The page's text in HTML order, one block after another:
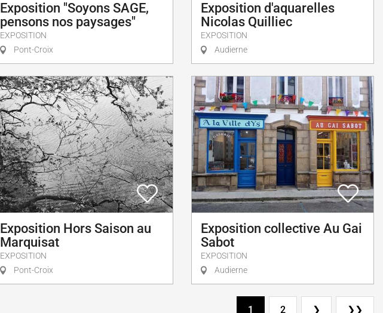
Exposition "Soyons SAGE,
pensons nos paysages"
EXPOSITION
Pont-Croix
Exposition d'aquarelles
Nicolas Quilliec
EXPOSITION
Audierne
Exposition Hors Saison au
Marquisat
EXPOSITION
Pont-Croix
Exposition collective Au Gai
Sabot
EXPOSITION
Audierne
1 2 ❯ ❯❯